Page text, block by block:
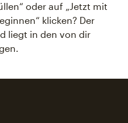
oder auf „Jetzt mit
klicken? Der
liegt in den von dir